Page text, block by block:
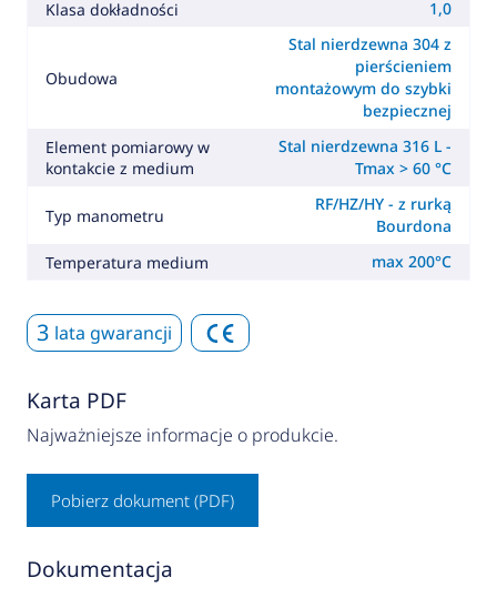
Klasa dokładności 1,0
Obudowa
Stal nierdzewna 304 z
pierścieniem
montażowym do szybki
bezpiecznej
Element pomiarowy w
kontakcie z medium
Stal nierdzewna 316 L -
Tmax > 60 °C
Typ manometru
RF/HZ/HY - z rurką
Bourdona
Temperatura medium
max 200°C
3 lata gwarancji
Karta PDF
Najważniejsze informacje o produkcie.
Pobierz dokument (PDF)
Dokumentacja